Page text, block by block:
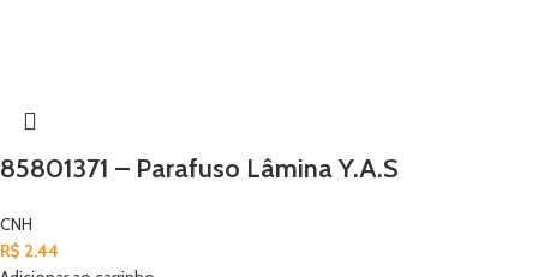
85801371 – Parafuso Lâmina Y.A.S
CNH
R$ 2,44